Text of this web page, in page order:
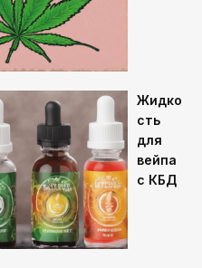
Жидко
сть
для
вейпа
с КБД